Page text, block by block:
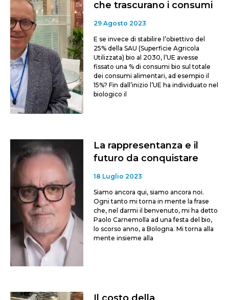
che trascurano i consumi
29 Agosto 2023
E se invece di stabilire l’obiettivo del
25% della SAU (Superficie Agricola
Utilizzata) bio al 2030, l’UE avesse
fissato una % di consumi bio sul totale
dei consumi alimentari, ad esempio il
15%? Fin dall’inizio l’UE ha individuato nel
biologico il
La rappresentanza e il
futuro da conquistare
18 Luglio 2023
Siamo ancora qui, siamo ancora noi.
Ogni tanto mi torna in mente la frase
che, nel darmi il benvenuto, mi ha detto
Paolo Carnemolla ad una festa del bio,
lo scorso anno, a Bologna. Mi torna alla
mente insieme alla